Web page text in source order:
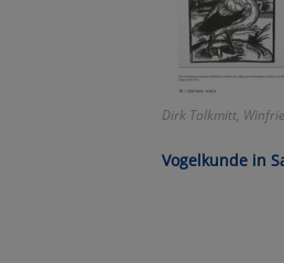
Dirk Tolkmitt,
Vogelkunde in